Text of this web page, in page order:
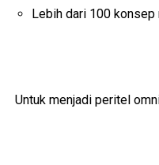
Lebih dari 100 konsep
Untuk menjadi peritel